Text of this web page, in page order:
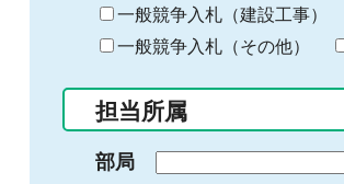
キ
ー
ー
入
一般競争入札（建設工事）
一般競争入札（その他）
担当所属
部局